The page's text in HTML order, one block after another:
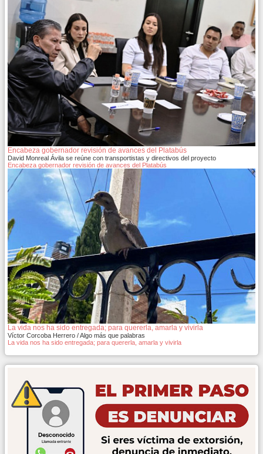
Encabeza gobernador revisión de avances del Platabús
David Monreal Ávila se reúne con transportistas y directivos del proyecto
Encabeza gobernador revisión de avances del Platabús
La vida nos ha sido entregada; para quererla, amarla y vivirla
Víctor Corcoba Herrero / Algo más que palabras
La vida nos ha sido entregada; para quererla, amarla y vivirla